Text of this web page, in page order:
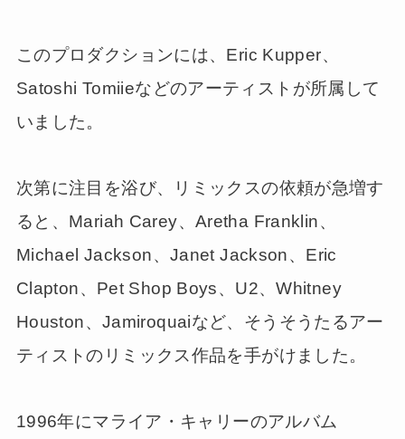
このプロダクションには、Eric Kupper、
Satoshi Tomiieなどのアーティストが所属して
いました。
次第に注目を浴び、リミックスの依頼が急増す
ると、Mariah Carey、Aretha Franklin、
Michael Jackson、Janet Jackson、Eric
Clapton、Pet Shop Boys、U2、Whitney
Houston、Jamiroquaiなど、そうそうたるアー
ティストのリミックス作品を手がけました。
1996年にマライア・キャリーのアルバム